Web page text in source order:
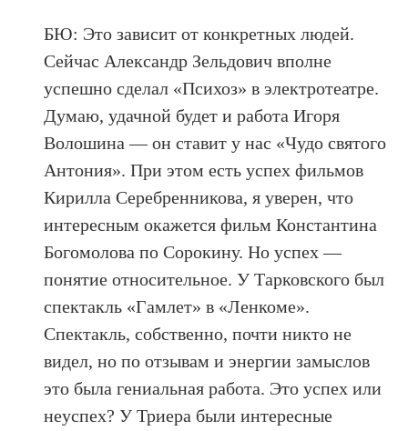
БЮ: Это зависит от конкретных людей.
Сейчас Александр Зельдович вполне
успешно сделал «Психоз» в электротеатре.
Думаю, удачной будет и работа Игоря
Волошина — он ставит у нас «Чудо святого
Антония». При этом есть успех фильмов
Кирилла Серебренникова, я уверен, что
интересным окажется фильм Константина
Богомолова по Сорокину. Но успех —
понятие относительное. У Тарковского был
спектакль «Гамлет» в «Ленкоме».
Спектакль, собственно, почти никто не
видел, но по отзывам и энергии замыслов
это была гениальная работа. Это успех или
неуспех? У Триера были интересные